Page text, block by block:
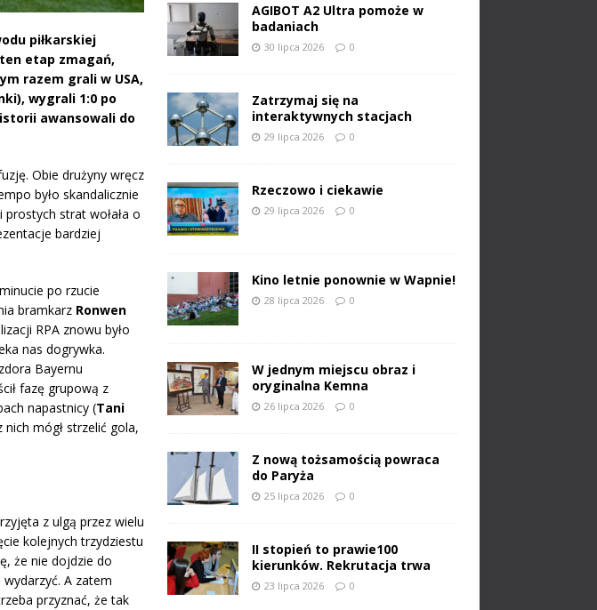
piłkarskiej
etap zmagań,
razem grali w USA,
wygrali 1:0 po
awansowali do
Obie drużyny wręcz
było skandalicznie
strat wołała o
bardziej
po rzucie
bramkarz Ronwen
RPA znowu było
nas dogrywka.
Bayernu
fazę grupową z
napastnicy (Tani
mógł strzelić gola,
z ulgą przez wielu
kolejnych trzydziestu
że nie dojdzie do
A zatem
przyznać, że tak
AGIBOT A2 Ultra pomoże w
badaniach
30 lipca 2026 0
Zatrzymaj się na
interaktywnych stacjach
29 lipca 2026 0
Rzeczowo i ciekawie
29 lipca 2026 0
Kino letnie ponownie w Wapnie!
28 lipca 2026 0
W jednym miejscu obraz i
oryginalna Kemna
26 lipca 2026 0
Z nową tożsamością powraca
do Paryża
25 lipca 2026 0
II stopień to prawie100
kierunków. Rekrutacja trwa
23 lipca 2026 0